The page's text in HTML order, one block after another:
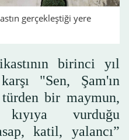
gerçekleştiği yere
birinci yıl
"Sen, Şam'ın
bir maymun,
vurduğu
katil, yalancı”